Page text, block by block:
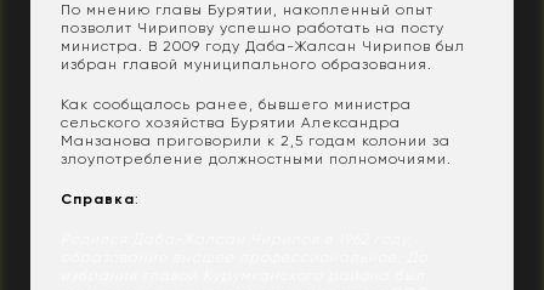
По мнению главы Бурятии, накопленный опыт
позволит Чирипову успешно работать на посту
министра. В 2009 году Даба-Жалсан Чирипов был
избран главой муниципального образования.
Как сообщалось ранее, бывшего министра
сельского хозяйства Бурятии Александра
Манзанова приговорили к 2,5 годам колонии за
злоупотребление должностными полномочиями.
Справка: